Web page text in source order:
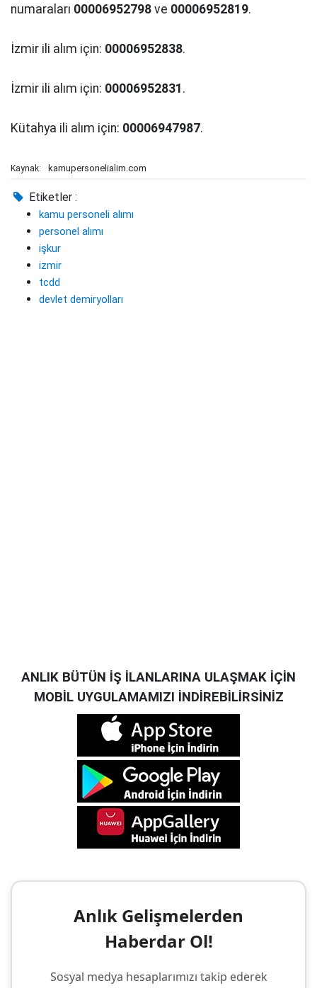
numaraları 00006952798 ve 00006952819.
İzmir ili alım için: 00006952838.
İzmir ili alım için: 00006952831 .
Kütahya ili alım için: 00006947987.
Kaynak: kamupersonelialim.com
Etiketler :
kamu personeli alımı
personel alımı
işkur
izmir
tcdd
devlet demiryolları
ANLIK BÜTÜN İŞ İLANLARINA ULAŞMAK İÇİN
MOBİL UYGULAMAMIZI İNDİREBİLİRSİNİZ
Anlık Gelişmelerden
Haberdar Ol!
Sosyal medya hesaplarımızı takip ederek